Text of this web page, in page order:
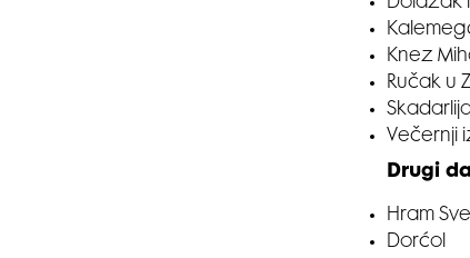
Knez
Ručak u
Skadarlija
Večernji
Drugi
Hram
Dorćol